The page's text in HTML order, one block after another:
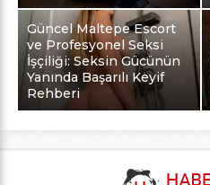
Güncel Maltepe Escort
ve Profesyonel Seksi
İşçiliği: Seksin Gücünün
Yanında Başarılı Keyif
Rehberi